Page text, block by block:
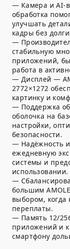
— Камера и AI-
обработка
улучшать
кадры без
—
стабильную
приложений,
работа в
— Дисплей —
2772×1272
картинку и
— Поддержка
оболочка на
настройки,
безопасности.
— Надёжность
ежедневную
системы и
использовании.
—
большим
выбором,
переплаты.
— Память 12/
приложений и
смартфону